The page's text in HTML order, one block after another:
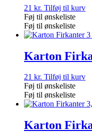
21 kr. Tilføj til kurv
Føj til ønskeliste
Føj til ønskeliste
Karton
21 kr. Tilføj til kurv
Føj til ønskeliste
Føj til ønskeliste
Karton